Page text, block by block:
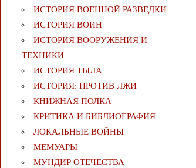
ИСТОРИЯ ВОЕННОЙ РАЗВЕДКИ
ИСТОРИЯ ВОИН
ИСТОРИЯ ВООРУЖЕНИЯ И
ТЕХНИКИ
ИСТОРИЯ ТЫЛА
ИСТОРИЯ: ПРОТИВ ЛЖИ
КНИЖНАЯ ПОЛКА
КРИТИКА И БИБЛИОГРАФИЯ
ЛОКАЛЬНЫЕ ВОЙНЫ
МЕМУАРЫ
МУНДИР ОТЕЧЕСТВА